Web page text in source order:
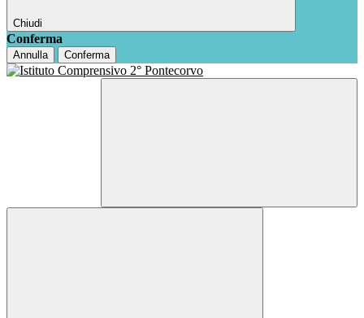
Chiudi
Conferma
Annulla Conferma